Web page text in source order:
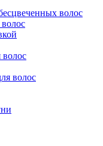
волос
волос